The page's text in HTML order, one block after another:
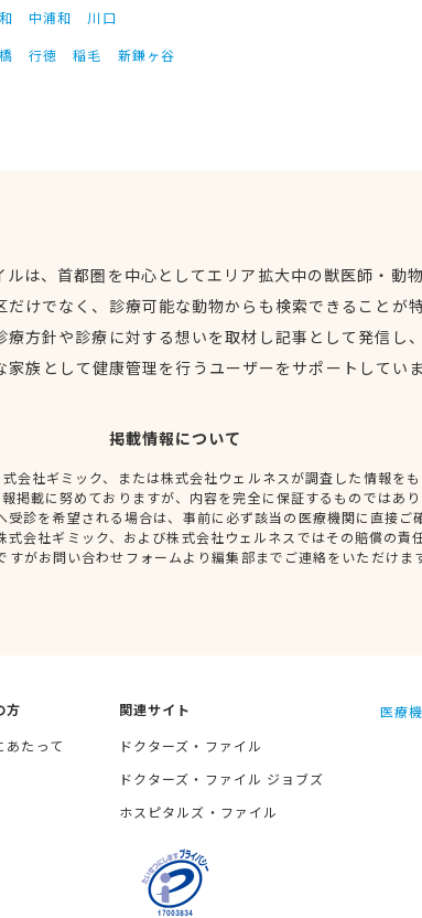
中浦和
川口
行徳 稲毛 新鎌ヶ谷
ルは、首都圏を中心としてエリア拡大中の獣医師・動
だけでなく、診療可能な動物からも検索できることが
療方針や診療に対する想いを取材し記事として発信し
家族として健康管理を行うユーザーをサポートしてい
掲載情報について
会社ギミック、または株式会社ウェルネスが調査した情報を
掲載に努めておりますが、内容を完全に保証するものではあ
受診を希望される場合は、事前に必ず該当の医療機関に直接ご
式会社ギミック、および株式会社ウェルネスではその賠償の責
すがお問い合わせフォームより編集部までご連絡をいただけま
方
あたって
関連サイト
ドクターズ・ファイル
ドクターズ・ファイル ジョブズ
ホスピタルズ・ファイル
医療